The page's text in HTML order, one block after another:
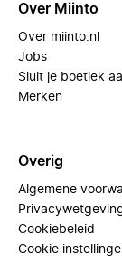
Over Miinto
Over miinto.nl
Jobs
Sluit je boetiek
Merken
Overig
Algemene
Cookiebeleid
Cookie